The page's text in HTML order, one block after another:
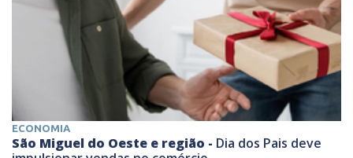
ECONOMIA
São Miguel do Oeste e região - Dia dos Pais deve